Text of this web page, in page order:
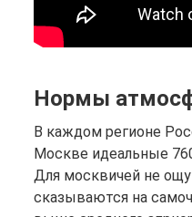
Нормы
В каждом регионе
Москве идеальные
Для москвичей не
сказываются на